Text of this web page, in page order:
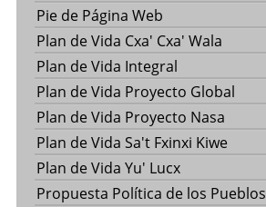
Pie de Página Web
Plan de Vida Cxa' Cxa' Wala
Plan de Vida Integral
Plan de Vida Proyecto Global
Plan de Vida Proyecto Nasa
Plan de Vida Sa't Fxinxi Kiwe
Plan de Vida Yu' Lucx
Propuesta Política de los Pueblos